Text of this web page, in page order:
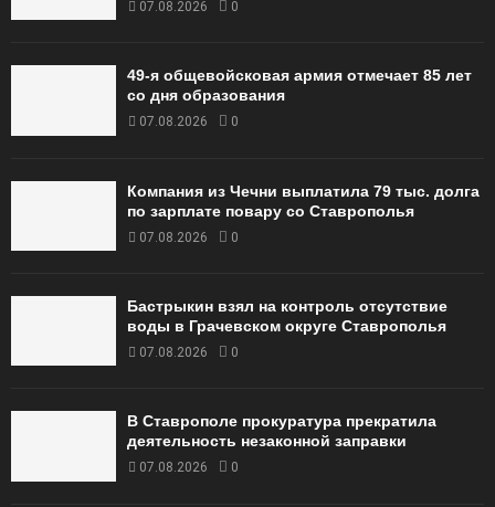
07.08.2026 0
49‑я общевойсковая армия отмечает 85 лет
со дня образования
07.08.2026 0
Компания из Чечни выплатила 79 тыс. долга
по зарплате повару со Ставрополья
07.08.2026 0
Бастрыкин взял на контроль отсутствие
воды в Грачевском округе Ставрополья
07.08.2026 0
В Ставрополе прокуратура прекратила
деятельность незаконной заправки
07.08.2026 0